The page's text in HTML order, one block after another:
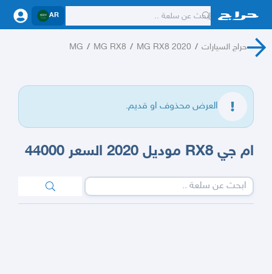
AR
حراج السيارات /
MG RX8 2020
/
MG RX8
/
MG
العرض محذوف او قديم.
ام جي RX8 موديل 2020 السعر 44000